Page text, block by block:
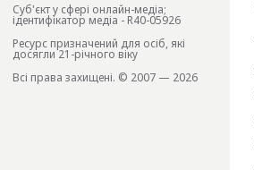
Cуб'єкт у сфері онлайн-медіа;
ідентифікатор медіа - R40-05926
Ресурс призначений для осіб, які
досягли 21-річного віку
Всі права захищені. © 2007 — 2026